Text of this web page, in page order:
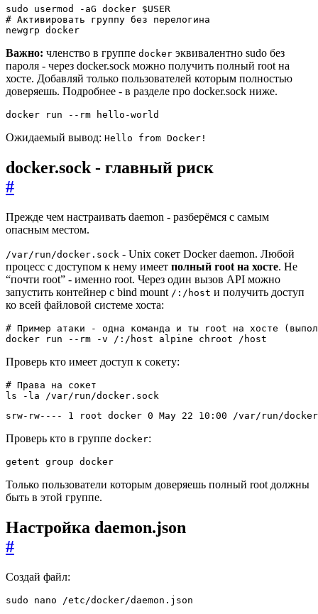
sudo usermod -aG docker $USER
# Активировать группу без перелогина
newgrp docker
Важно: членство в группе docker эквивалентно sudo без
пароля - через docker.sock можно получить полный root на
хосте. Добавляй только пользователей которым полностью
доверяешь. Подробнее - в разделе про docker.sock ниже.
docker run --rm hello-world
Ожидаемый вывод: Hello from Docker!
docker.sock - главный риск
#
Прежде чем настраивать daemon - разберёмся с самым
опасным местом.
/var/run/docker.sock - Unix сокет Docker daemon. Любой
процесс с доступом к нему имеет полный root на хосте. Не
“почти root” - именно root. Через один вызов API можно
запустить контейнер с bind mount /:/host и получить доступ
ко всей файловой системе хоста:
# Пример атаки - одна команда и ты root на хосте
docker run --rm -v /:/host alpine chroot /host
Проверь кто имеет доступ к сокету:
# Права на сокет
ls -la /var/run/docker.sock
srw-rw---- 1 root docker 0 May 22 10:00 /var/run/
Проверь кто в группе docker:
getent group docker
Только пользователи которым доверяешь полный root должны
быть в этой группе.
Настройка daemon.json
#
Создай файл:
sudo nano /etc/docker/daemon.json